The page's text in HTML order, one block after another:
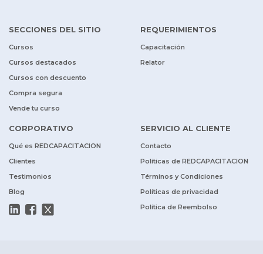
SECCIONES DEL SITIO
Cursos
Cursos destacados
Cursos con descuento
Compra segura
Vende tu curso
REQUERIMIENTOS
Capacitación
Relator
CORPORATIVO
Qué es REDCAPACITACION
Clientes
Testimonios
Blog
SERVICIO AL CLIENTE
Contacto
Políticas de REDCAPACITACION
Términos y Condiciones
Políticas de privacidad
Política de Reembolso